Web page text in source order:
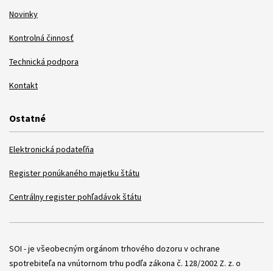
Novinky
Kontrolná činnosť
Technická podpora
Kontakt
Ostatné
Elektronická podateľňa
Register ponúkaného majetku štátu
Centrálny register pohľadávok štátu
Položky
SOI - je všeobecným orgánom trhového dozoru v ochrane
spotrebiteľa na vnútornom trhu podľa zákona č. 128/2002 Z. z. o